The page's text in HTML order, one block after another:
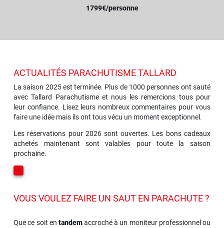
1799€/personne
ACTUALITÉS PARACHUTISME TALLARD
La saison 2025 est terminée. Plus de 1000 personnes ont sauté
avec Tallard Parachutisme et nous les remercions tous pour
leur confiance. Lisez leurs nombreux commentaires pour vous
faire une idée mais ils ont tous vécu un moment exceptionnel.
Les réservations pour 2026 sont ouvertes. Les bons cadeaux
achetés maintenant sont valables pour toute la saison
prochaine.
VOUS VOULEZ FAIRE UN SAUT EN PARACHUTE ?
Que ce soit en tandemaccroché à un moniteur professionnel ou